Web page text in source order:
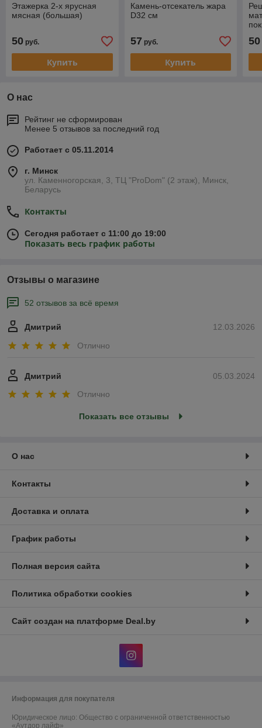
Этажерка 2-х ярусная
мясная (большая)
50 руб.
Купить
Камень-отсекатель жара
D32 см
57 руб.
Купить
50
О нас
Рейтинг не сформирован
Менее 5 отзывов за последний год
Работает с 05.11.2014
г. Минск
ул. Каменногорская, 3, ТЦ "ProDom" (2 этаж), Минск,
Беларусь
Контакты
Сегодня работает с 11:00 до 19:00
Показать весь график работы
Отзывы о магазине
52 отзывов за всё время
12.03.2026
Дмитрий
Отлично
05.03.2024
Дмитрий
Отлично
Показать все отзывы
О нас
Контакты
Доставка и оплата
График работы
Полная версия сайта
Политика обработки cookies
Сайт создан на платформе Deal.by
Информация для покупателя
Юридическое лицо: Общество с ограниченной ответственностью
«Аутдор лайф»